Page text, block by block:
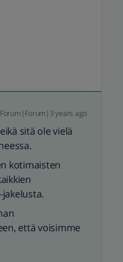
Forum|Forum|3 years ago
sitä ole vielä
kotimaisten
että voisimme